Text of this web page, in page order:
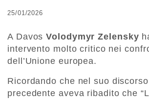
25/01/2026
A DavosVolodymyr Zelensky
intervento molto critico nei
dell’Unione europea.
Ricordando che nel suo discorso
precedente aveva ribadito che